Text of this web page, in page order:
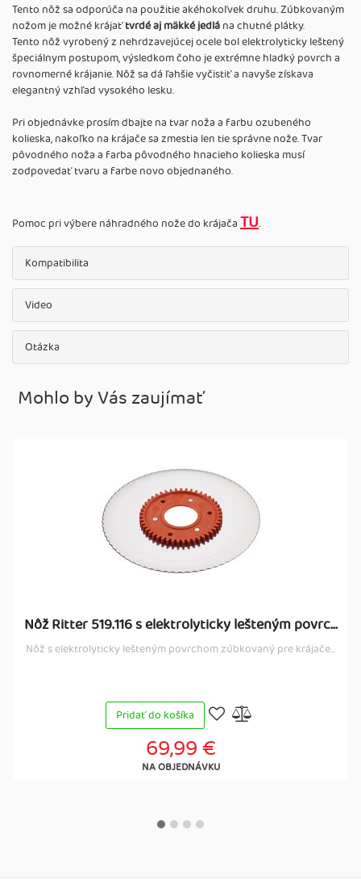
Tento nôž sa odporúča na použitie akéhokoľvek druhu. Zúbkovaným
nožom je možné krájaťtvrdé aj mäkké jedlána chutné plátky.
Tento nôž vyrobený z nehrdzavejúcej ocele bol elektrolyticky leštený
špeciálnym postupom, výsledkom čoho je extrémne hladký povrch a
rovnomerné krájanie. Nôž sa dá ľahšie vyčistiť a navyše získava
elegantný vzhľad vysokého lesku.
Pri objednávke prosím dbajte na tvar noža a farbu ozubeného
kolieska, nakoľko na krájače sa zmestia len tie správne nože. Tvar
pôvodného noža a farba pôvodného hnacieho kolieska musí
zodpovedať tvaru a farbe novo objednaného.
Pomoc pri výbere náhradného nože do krájačaTU.
Kompatibilita
Video
Otázka
Mohlo by Vás zaujímať
Nôž Ritter 519.116 s elektrolyticky lešteným povrc...
Nôž s elektrolyticky lešteným povrchom zúbkovaný pre krájače...
Pridať do košíka
69,99 €
NA OBJEDNÁVKU